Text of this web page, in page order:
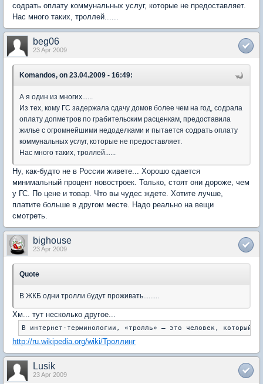
содрать оплату коммунальных услуг, которые не предоставляет.
Нас много таких, троллей......
beg06
23 Apr 2009
Komandos, on 23.04.2009 - 16:49:
А я один из многих......
Из тех, кому ГС задержала сдачу домов более чем на год, содрала
оплату допметров по грабительским расценкам, предоставила
жилье с огромнейшими недоделками и пытается содрать оплату
коммунальных услуг, которые не предоставляет.
Нас много таких, троллей......
Ну, как-будто не в России живете... Хорошо сдается
минимальный процент новостроек. Только, стоят они дороже, чем
у ГС. По цене и товар. Что вы чудес ждете. Хотите лучше,
платите больше в другом месте. Надо реально на вещи
смотреть.
bighouse
23 Apr 2009
Quote
В ЖКБ одни тролли будут проживать.........
Хм... тут несколько другое...
В интернет-терминологии, «тролль» — это человек, который
http://ru.wikipedia.org/wiki/Троллинг
Lusik
23 Apr 2009